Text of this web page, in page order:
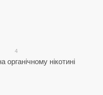
4
органічному нікотині